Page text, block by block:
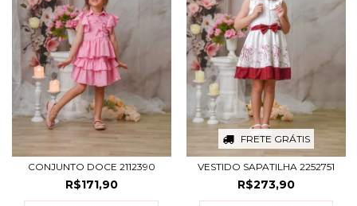
CONJUNTO DOCE 2112390
R$171,90
FRETE GRÁTIS
VESTIDO SAPATILHA 2252751
R$273,90